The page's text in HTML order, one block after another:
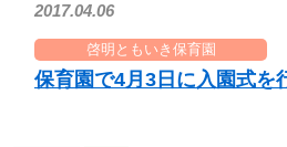
2017.04.06
啓明ともいき保育園
保育園で4月3日に入園式を